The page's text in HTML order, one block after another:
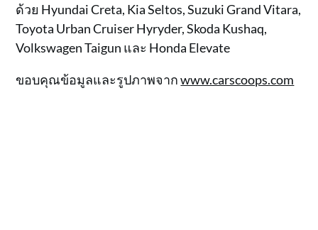
ด้วย Hyundai Creta, Kia Seltos, Suzuki Grand Vitara,
Toyota Urban Cruiser Hyryder, Skoda Kushaq,
Volkswagen Taigun และ Honda Elevate
ขอบคุณข้อมูลและรูปภาพจากwww.carscoops.com